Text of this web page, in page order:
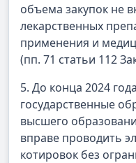
объема закупок не
лекарственных
применения и
(пп. 71 статьи 112
5. До конца 2024
государственные
высшего
вправе проводить
котировок без